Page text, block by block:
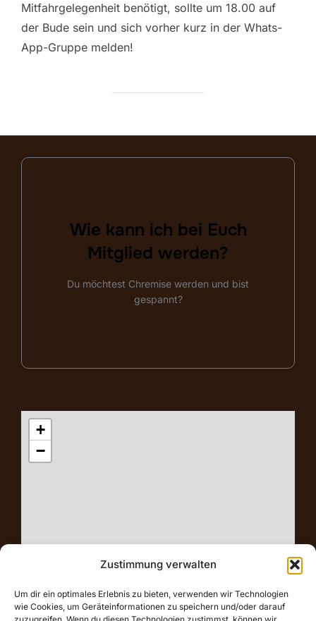
Zustimmung verwalten
Um dir ein optimales Erlebnis zu bieten, verwenden wir Technologien
wie Cookies, um Geräteinformationen zu speichern und/oder darauf
Mitfahrgelegenheit benötigt, sollte um 18.00 auf
der Bude sein und sich vorher kurz in der Whats-
App-Gruppe melden!
Wie kann ich bei Euch
Mitglied werden?
Du möchtest Chremise werden und bist
gespannt?
Bitte melde dich hier!
Kontaktdaten ergänzen!
+
−